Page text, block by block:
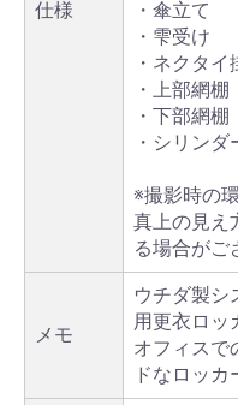
仕様
・傘立て
・雫受け
・ネクタイ
・上部網棚
・下部網棚
・シリンダ
※撮影時の
真上の見え
る場合がご
メモ
ウチダ製シ
用更衣ロッ
オフィスで
ドなロッカ